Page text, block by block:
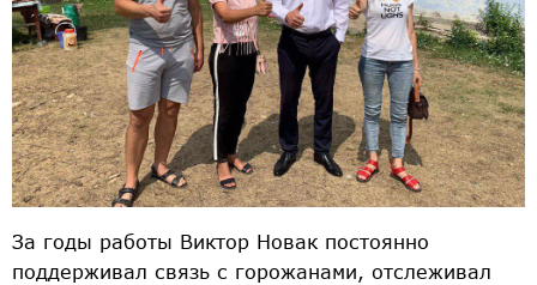
За годы работы Виктор Новак постоянно
поддерживал связь с горожанами, отслеживал